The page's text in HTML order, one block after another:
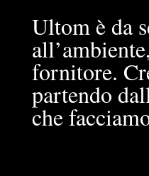
Ultom è da
fornitore.
partendo
che